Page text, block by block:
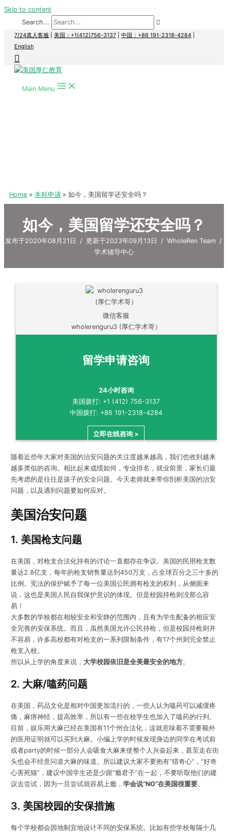
Skip to content
Search...
7/24真人客服 美国：+1(412)756-3137 中国：+86 191-2318-4284
English
Main Menu
Home 本科申请 如今，美国留学还安全吗？
如今，美国留学还安全吗？
发布于2020年08月21日 / 更新于2023年09月13日 / WholeRen Team /
学术辅导中心
微信客服
wholerenguru3 (厚仁学术哥）
留学申请咨询
24小时咨询
美国拨打: +1 (412) 756-3137
中国拨打: +86 191-2318-4284
立即在线咨询 >
随着近些年大家对美国的治安问题的关注度越来越高，我们也收到越来
越多类似的咨询。相比起来成绩如何，专业排名，就业前景，家长们最
先考虑的是往往是孩子的安全问题。今天老师就来带你剖析美国的治安
问题，以及遇到问题要如何应对。
美国治安问题
1. 美国枪支问题
在美国，对枪支合法化持有的讨论一直都存在争议。美国的民用枪支数
量达2.8亿支，每年的枪支销售量达到450万支，占全球百分之三十多的
比例。宪法的保护赋予了每一位美国公民拥有枪支的权利，从侧面来
说，这也是美国人民自我保护意识的体现。但是校园持枪则没那么容
易！
大多数的学校都在相较安全和安静的范围内，且有为学生配备的相应安
全完善的安保系统。而且，虽然美国允许公民持枪，但是校园持枪则并
不容易，许多高校都有对枪支的一系列限制条件，有17个州则完全禁止
枪支入校。
所以从上学的角度来说， 大学校园依旧是全美最安全的地方。
2. 大麻/嗑药问题
在美国，药品文化是相对中国更加流行的，一些人认为嗑药可以减缓疼
痛，麻痹神经，提高效率，所以有一些在校学生也加入了嗑药的行列。
目前，娱乐用大麻已经在美国有11个州合法化，这就意味着不需要额外
的医用证明就可以买到大麻。小编上学的时候发现身边的同学在考试前
或者party的时候一部分人会吸食大麻来使整个人兴奋起来，甚至走在街
头也会不经意问道大麻的味道。所以建议大家不要抱有“猎奇心”，“好奇
心害死猫”，建议中国学生还是少跟“瘾君子”在一起，不要听取他们的建
议去尝试，因为一旦尝试就容易上瘾， 学会说“NO”在美国很重要。
3. 美国校园的安保措施
每个学校都会因地制宜地设计不同的安保系统。比如有些学校每隔十几